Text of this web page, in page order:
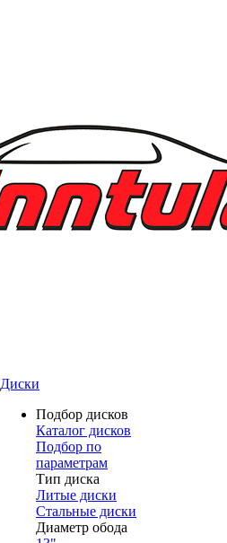
Диски
Подбор дисков
Каталог дисков
Подбор по
параметрам
Тип диска
Литые диски
Стальные диски
Диаметр обода